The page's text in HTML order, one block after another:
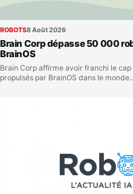
ROBOTS8 Août 2026
Brain Corp dépasse 50 000
BrainOS
Brain Corp affirme avoir franchi le
propulsés par BrainOS dans le